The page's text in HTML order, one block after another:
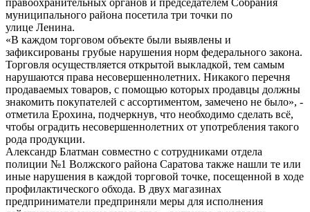
правоохранительных органов и председателем Собрания
муниципального района посетила три точки по
улице Ленина.
«В каждом торговом объекте были выявлены и
зафиксированы грубые нарушения норм федерального закона.
Торговля осуществляется открытой выкладкой, тем самым
нарушаются права несовершеннолетних. Никакого перечня
продаваемых товаров, с помощью которых продавцы должны
знакомить покупателей с ассортиментом, замечено не было», -
отметила Ерохина, подчеркнув, что необходимо сделать всё,
чтобы оградить несовершеннолетних от употребления такого
рода продукции.
Александр Блатман совместно с сотрудниками отдела
полиции №1 Волжского района Саратова также нашли те или
иные нарушения в каждой торговой точке, посещенной в ходе
профилактического обхода. В двух магазинах
предприниматели предприняли меры для исполнения